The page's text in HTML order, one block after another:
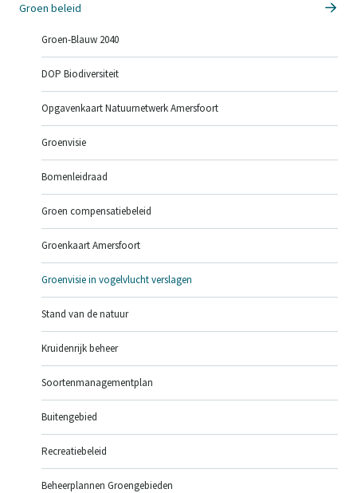
Groen beleid
Groen-Blauw 2040
DOP Biodiversiteit
Opgavenkaart Natuurnetwerk Amersfoort
Groenvisie
Bomenleidraad
Groen compensatiebeleid
Groenkaart Amersfoort
Groenvisie in vogelvlucht verslagen
Stand van de natuur
Kruidenrijk beheer
Soortenmanagementplan
Buitengebied
Recreatiebeleid
Beheerplannen Groengebieden